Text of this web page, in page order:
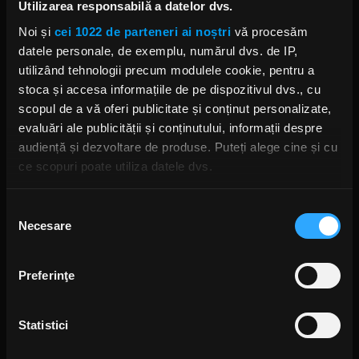
Utilizarea responsabilă a datelor dvs.
Noi și cei 1022 de parteneri ai noștri vă procesăm
datele personale, de exemplu, numărul dvs. de IP,
utilizând tehnologii precum modulele cookie, pentru a
stoca și accesa informațiile de pe dispozitivul dvs., cu
scopul de a vă oferi publicitate și conținut personalizate,
evaluări ale publicității și conținutului, informații despre
audiență și dezvoltare de produse. Puteți alege cine și cu
ce scopuri poate utiliza datele dvs.
Să colectăm informațiile cu privire la locația dvs.
Să vă identificăm dispozitivul scanândul-l în mod
activ după caracteristici specifice (amprentare)
dvs. personale și configurați-vă preferințele la
secțiunea
consimțământului
Necesare
Preferinţe
Statistici
Nicu Covaci, legenda rockului
IRINA-MARIA MARINESCU
VINERI, 2 AUGUST 2024
Cum s-a încheiat Bikers For
Humanity Rock Fest
IRINA-MARIA MARINESCU
LUNI, 1 IULIE 2024
Cristi Gram, chitaristul Phoenix,